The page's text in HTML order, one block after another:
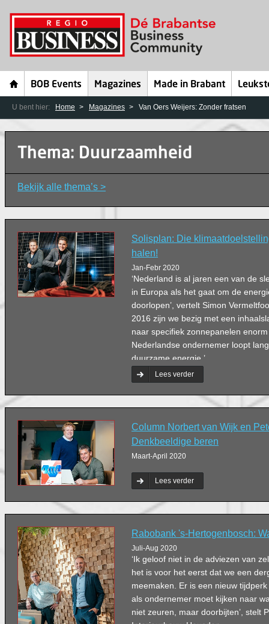
BOB Events Magazines Made in Brabant
U bent hier: Home Magazines Van Oers Weijers: Zonder fratsen
Thema: Duurzaamheid
Bekijk alle thema’s >
Solisplan: Die
halen!
Jan-Febr 2020
‘Nederland is al jaren een van de
in Europa als het gaat om de
doorlopen’, vertelt Simon
2016 zijn we bezig met een
naar specifiek zonnepanelen
Nederlandse ondernemer loopt
duurzame energie.’
Lees verder
Column Norbert van Wĳk en
Denkbeeldige beren
Maart-April 2020
Lees verder
Rabobank 's-Hertogenbosch:
Juli-Aug 2020
‘Ik geloof niet in de adviezen van
het is voor het eerst dat we een
meemaken. Er is een nieuw
als ondernemer moet kijken naar
niet zeuren, maar doorbijten’, stelt